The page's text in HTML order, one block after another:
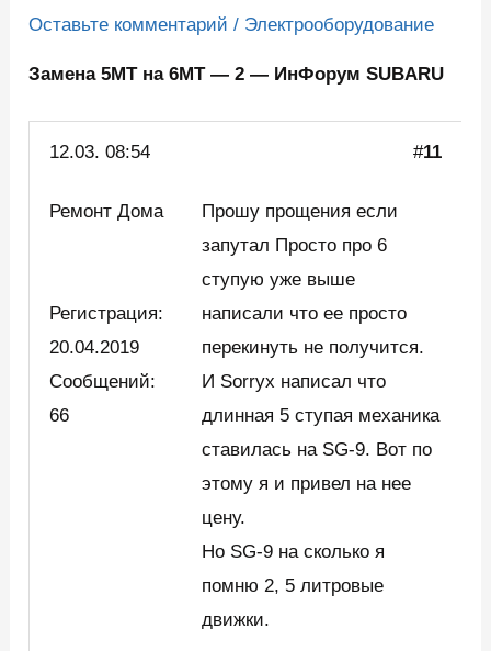
Оставьте комментарий / Электрооборудование
Замена 5МТ на 6МТ — 2 — ИнФорум SUBARU
12.03. 08:54 #11
Ремонт Дома
Регистрация:
20.04.2019
Сообщений:
66
Прошу прощения если
запутал Просто про 6
ступую уже выше
написали что ее просто
перекинуть не получится.
И Sorryx написал что
длинная 5 ступая механика
ставилась на SG-9. Вот по
этому я и привел на нее
цену.
Но SG-9 на сколько я
помню 2, 5 литровые
движки.